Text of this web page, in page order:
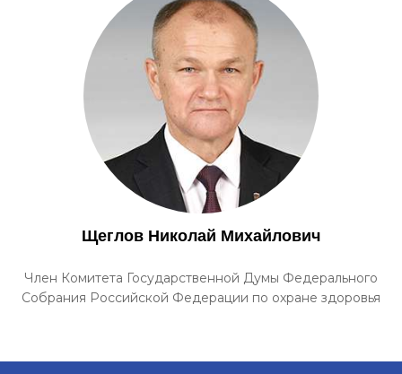
Щеглов Николай Михайлович
Член Комитета Государственной Думы Федерального
Собрания Российской Федерации по охране здоровья